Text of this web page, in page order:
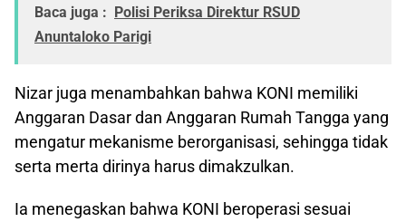
Baca juga : Polisi Periksa Direktur RSUD
Anuntaloko Parigi
Nizar juga menambahkan bahwa KONI memiliki
Anggaran Dasar dan Anggaran Rumah Tangga yang
mengatur mekanisme berorganisasi, sehingga tidak
serta merta dirinya harus dimakzulkan.
Ia menegaskan bahwa KONI beroperasi sesuai